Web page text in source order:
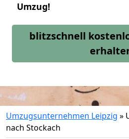
Umzug!
blitzschnell
Umzugsunternehmen Leipzig »
nach Stockach